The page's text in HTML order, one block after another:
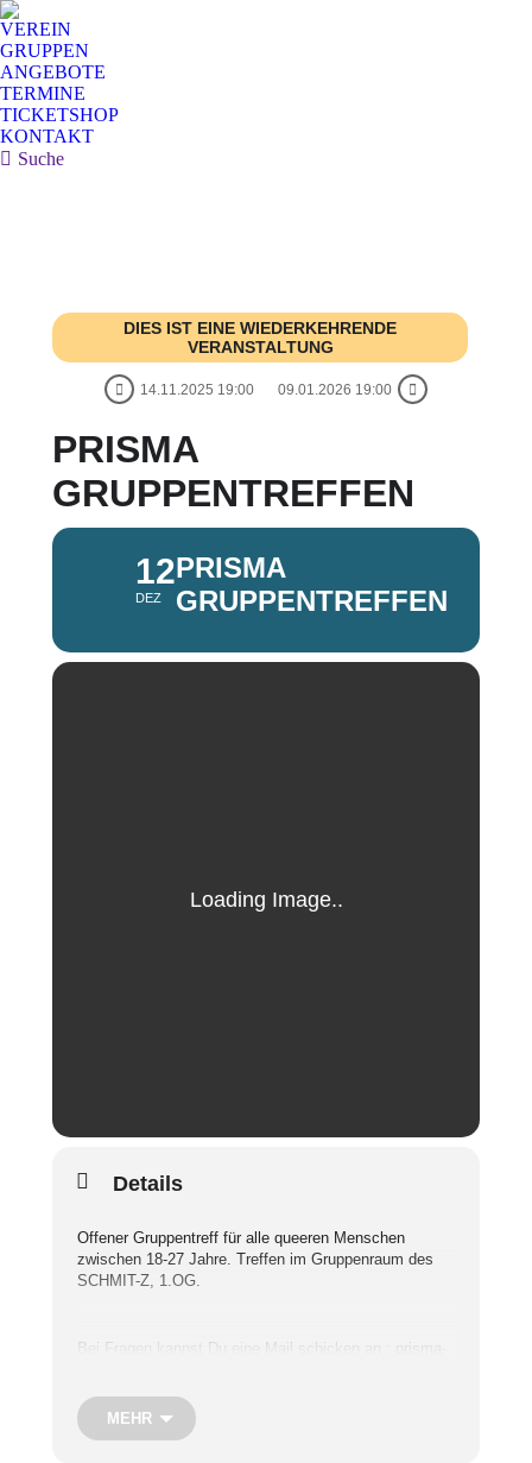
VEREIN
GRUPPEN
ANGEBOTE
TERMINE
TICKETSHOP
KONTAKT
Search:
Suche
DIES IST EINE WIEDERKEHRENDE
VERANSTALTUNG
14.11.2025 19:00 09.01.2026 19:00
PRISMA
GRUPPENTREFFEN
12
DEZ
PRISMA
GRUPPENTREFFEN
Details
Offener Gruppentreff für alle queeren Menschen
zwischen 18-27 Jahre. Treffen im Gruppenraum des
SCHMIT-Z, 1.OG.
Bei Fragen kannst Du eine Mail schicken an : prisma-
***
MEHR